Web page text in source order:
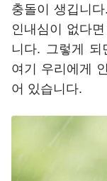
충돌이 생깁니
인내심이 없다
니다. 그렇게
여기 우리에게
어 있습니다.